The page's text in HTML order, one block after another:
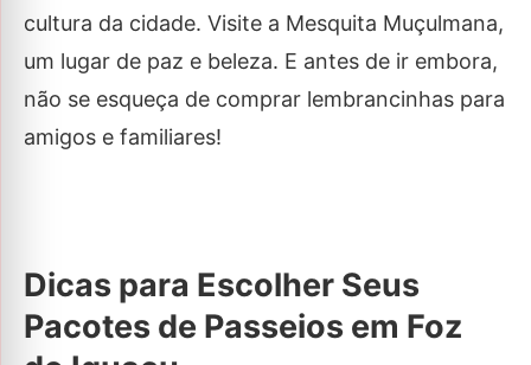
cultura da cidade. Visite a Mesquita Muçulmana,
um lugar de paz e beleza. E antes de ir embora,
não se esqueça de comprar lembrancinhas para
amigos e familiares!
Dicas para Escolher Seus
Pacotes de Passeios em Foz